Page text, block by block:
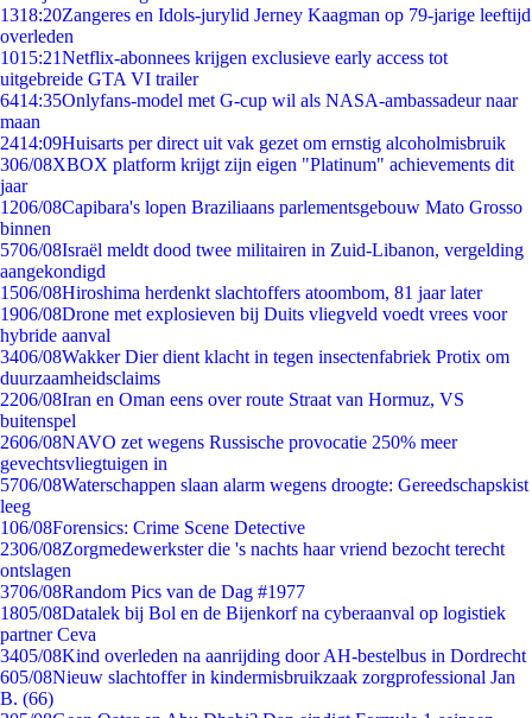
1318:20Zangeres en Idols-jurylid Jerney Kaagman op 79-jarige leeftijd
overleden
1015:21Netflix-abonnees krijgen exclusieve early access tot
uitgebreide GTA VI trailer
6414:35Onlyfans-model met G-cup wil als NASA-ambassadeur naar
maan
2414:09Huisarts per direct uit vak gezet om ernstig alcoholmisbruik
306/08XBOX platform krijgt zijn eigen "Platinum" achievements dit
jaar
1206/08Capibara's lopen Braziliaans parlementsgebouw Mato Grosso
binnen
5706/08Israël meldt dood twee militairen in Zuid-Libanon, vergelding
aangekondigd
1506/08Hiroshima herdenkt slachtoffers atoombom, 81 jaar later
1906/08Drone met explosieven bij Duits vliegveld voedt vrees voor
hybride aanval
3406/08Wakker Dier dient klacht in tegen insectenfabriek Protix om
duurzaamheidsclaims
2206/08Iran en Oman eens over route Straat van Hormuz, VS
buitenspel
2606/08NAVO zet wegens Russische provocatie 250% meer
gevechtsvliegtuigen in
5706/08Waterschappen slaan alarm wegens droogte: Gereedschapskist
leeg
106/08Forensics: Crime Scene Detective
2306/08Zorgmedewerkster die 's nachts haar vriend bezocht terecht
ontslagen
3706/08Random Pics van de Dag #1977
1805/08Datalek bij Bol en de Bijenkorf na cyberaanval op logistiek
partner Ceva
3405/08Kind overleden na aanrijding door AH-bestelbus in Dordrecht
605/08Nieuw slachtoffer in kindermisbruikzaak zorgprofessional Jan
B. (66)